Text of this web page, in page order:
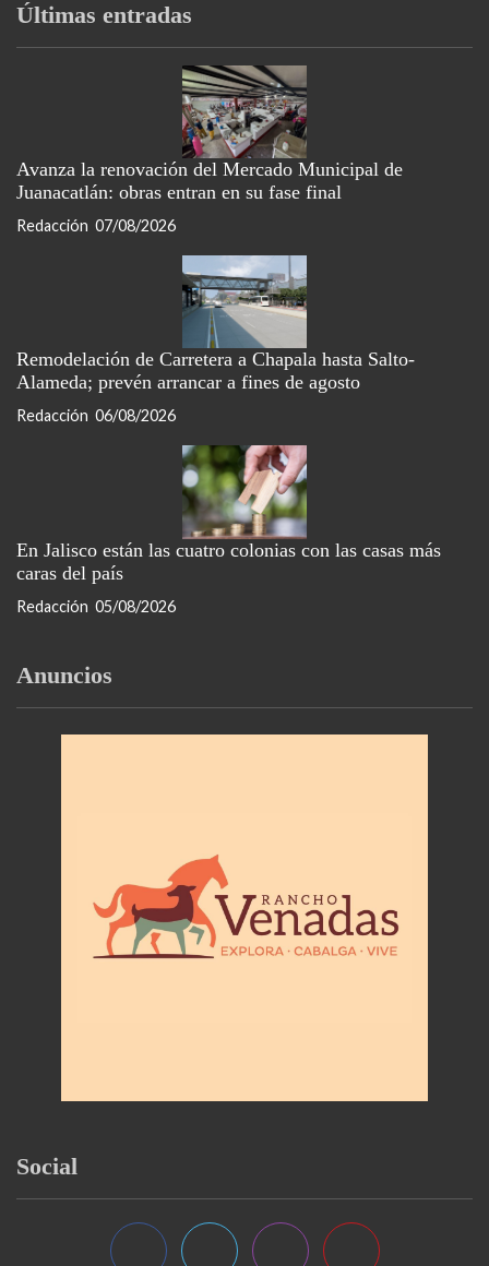
Últimas entradas
Avanza la renovación del Mercado Municipal de
Juanacatlán: obras entran en su fase final
Redacción 07/08/2026
Remodelación de Carretera a Chapala hasta Salto-
Alameda; prevén arrancar a fines de agosto
Redacción 06/08/2026
En Jalisco están las cuatro colonias con las casas más
caras del país
Redacción 05/08/2026
Anuncios
Social